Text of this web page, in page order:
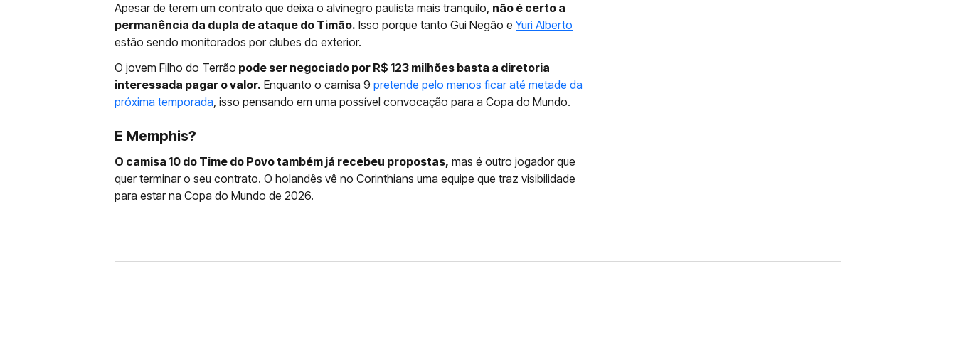
Apesar de terem um contrato que deixa o alvinegro paulista mais tranquilo, não é certo a
permanência da dupla de ataque do Timão. Isso porque tanto Gui Negão eYuri Alberto
estão sendo monitorados por clubes do exterior.
O jovem Filho do Terrão pode ser negociado por R$ 123 milhões basta a diretoria
interessada pagar o valor. Enquanto o camisa 9 pretende pelo menos ficar até metade da
próxima temporada, isso pensando em uma possível convocação para a Copa do Mundo.
E Memphis?
O camisa 10 do Time do Povo também já recebeu propostas, mas é outro jogador que
quer terminar o seu contrato. O holandês vê no Corinthians uma equipe que traz visibilidade
para estar na Copa do Mundo de 2026.